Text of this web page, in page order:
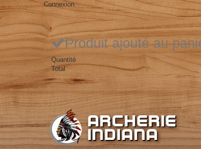
Connexion
Produit ajouté au
Quantité
Total